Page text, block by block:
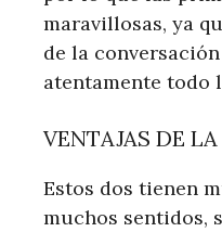
maravillosas, ya
de la
atentamente todo
VENTAJAS DE
Estos dos tienen
muchos sentidos,